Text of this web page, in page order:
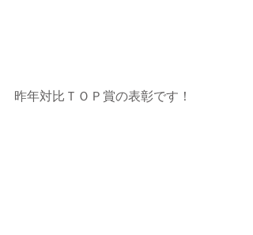
昨年対比ＴＯＰ賞の表彰です！